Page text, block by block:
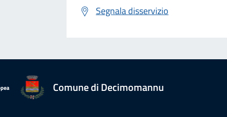
Segnala disservizio
Comune di Decimomannu